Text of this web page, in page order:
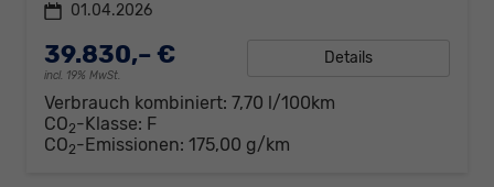
01.04.2026
39.830,– €
incl. 19% MwSt.
Details
Verbrauch kombiniert: 7,70 l/100km
CO2-Klasse: F
CO2-Emissionen: 175,00 g/km